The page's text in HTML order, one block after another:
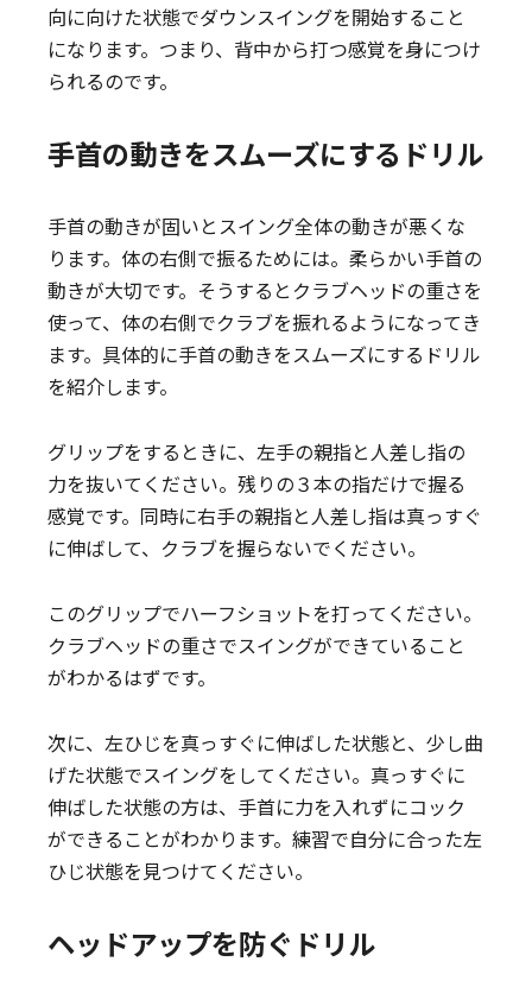
向に向けた状態でダウンスイングを開始すること
になります。つまり、背中から打つ感覚を身につけ
られるのです。
手首の動きをスムーズにするドリル
手首の動きが固いとスイング全体の動きが悪くな
ります。体の右側で振るためには。柔らかい手首の
動きが大切です。そうするとクラブヘッドの重さを
使って、体の右側でクラブを振れるようになってき
ます。具体的に手首の動きをスムーズにするドリル
を紹介します。
グリップをするときに、左手の親指と人差し指の
力を抜いてください。残りの３本の指だけで握る
感覚です。同時に右手の親指と人差し指は真っすぐ
に伸ばして、クラブを握らないでください。
このグリップでハーフショットを打ってください。
クラブヘッドの重さでスイングができていること
がわかるはずです。
次に、左ひじを真っすぐに伸ばした状態と、少し曲
げた状態でスイングをしてください。真っすぐに
伸ばした状態の方は、手首に力を入れずにコック
ができることがわかります。練習で自分に合った左
ひじ状態を見つけてください。
ヘッドアップを防ぐドリル